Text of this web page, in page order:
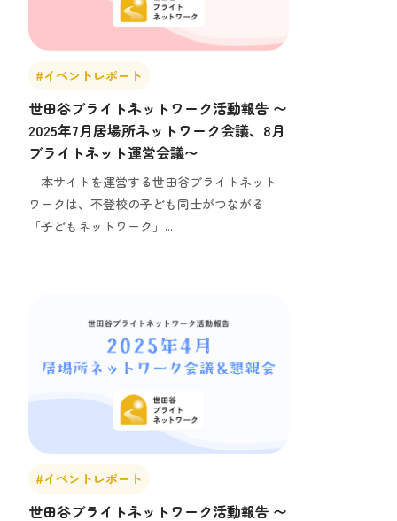
#イベントレポート
世田谷ブライトネットワーク活動報告 〜
2025年7月居場所ネットワーク会議、8月
ブライトネット運営会議〜
本サイトを運営する世田谷ブライトネット
ワークは、不登校の子ども同士がつながる
「子どもネットワーク」...
#イベントレポート
世田谷ブライトネットワーク活動報告 〜